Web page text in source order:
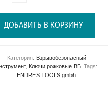
ДОБАВИТЬ В КОРЗИНУ
Категория: Взрывобезопасный
, Ключи рожковые ВБ Tags:
ENDRES TOOLS gmbh.